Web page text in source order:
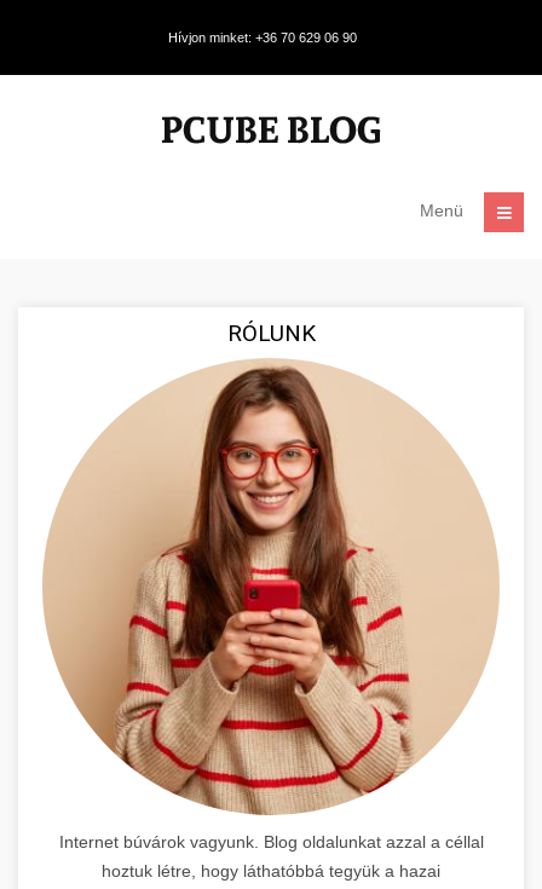
Hívjon minket: +36 70 629 06 90
Menü
RÓLUNK
Internet búvárok vagyunk. Blog oldalunkat azzal a céllal
hoztuk létre, hogy láthatóbbá tegyük a hazai